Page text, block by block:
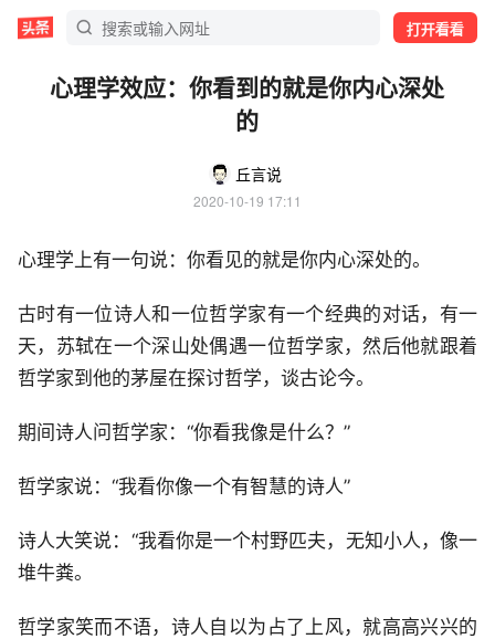
打开看看
心理学效应：你看到的就是你内心深处
的
丘言说
2020-10-19 17:11
心理学上有一句说：你看见的就是你内心深处的。
古时有一位诗人和一位哲学家有一个经典的对话，有一
天，苏轼在一个深山处偶遇一位哲学家，然后他就跟着
哲学家到他的茅屋在探讨哲学，谈古论今。
期间诗人问哲学家：“你看我像是什么？”
哲学家说：“我看你像一个有智慧的诗人”
诗人大笑说：“我看你是一个村野匹夫，无知小人，像一
堆牛粪。
哲学家笑而不语，诗人自以为占了上风，就高高兴兴的